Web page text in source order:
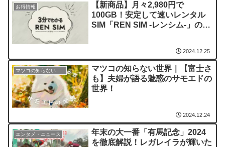
お得情報
【新商品】月々2,980円で
100GB！安定して速いレンタル
SIM「REN SIM -レンシム-」の魅
2024.12.25
マツコの知らない世界
マツコの知らない世界｜【富士さ
も】夫婦が語る魅惑のサモエドの
世界！
2024.12.24
エンタメ・ニュース
年末の大一番「有馬記念」2024
を徹底解説！レガレイラが輝いた